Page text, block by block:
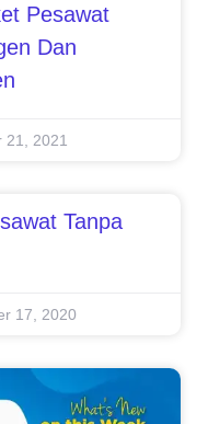
Pesawat
Dan
21, 2021
Tanpa
17, 2020